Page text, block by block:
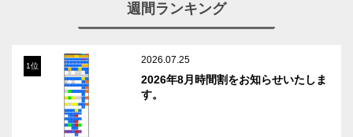
週間ランキング
1位
2026.07.25
2026年8月時間割をお知らせいたしま
す。